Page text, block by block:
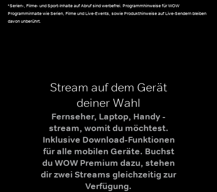
*Serien-, Filme- und Sport-Inhalte auf Abruf sind werbefrei. Programmhinweise für WOW
Programminhalte wie Serien, Filme und Live-Events, sowie Produkthinweise auf Live-Sendern bleiben
davon unberührt.
Stream auf dem Gerät
deiner Wahl
Fernseher, Laptop, Handy -
stream, womit du möchtest.
Inklusive Download-Funktionen
für alle mobilen Geräte. Buchst
du WOW Premium dazu, stehen
dir zwei Streams gleichzeitig zur
Verfügung.